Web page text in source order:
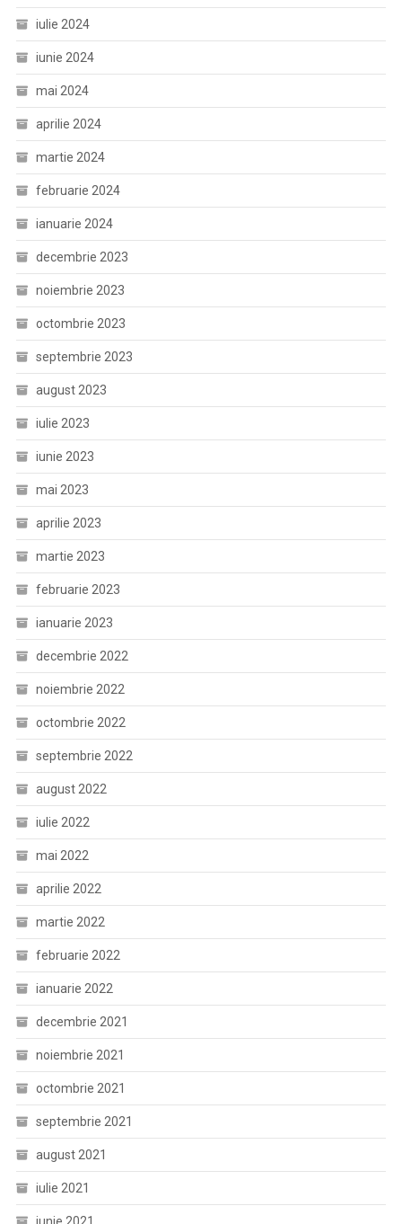
iulie 2024
iunie 2024
mai 2024
aprilie 2024
martie 2024
februarie 2024
ianuarie 2024
decembrie 2023
noiembrie 2023
octombrie 2023
septembrie 2023
august 2023
iulie 2023
iunie 2023
mai 2023
aprilie 2023
martie 2023
februarie 2023
ianuarie 2023
decembrie 2022
noiembrie 2022
octombrie 2022
septembrie 2022
august 2022
iulie 2022
mai 2022
aprilie 2022
martie 2022
februarie 2022
ianuarie 2022
decembrie 2021
noiembrie 2021
octombrie 2021
septembrie 2021
august 2021
iulie 2021